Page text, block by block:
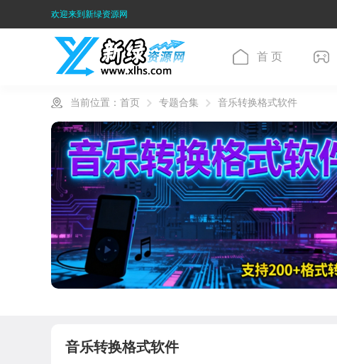
欢迎来到新绿资源网
首 页
当前位置： 首页 专题合集 音乐转换格式软件
音乐转换格式软件